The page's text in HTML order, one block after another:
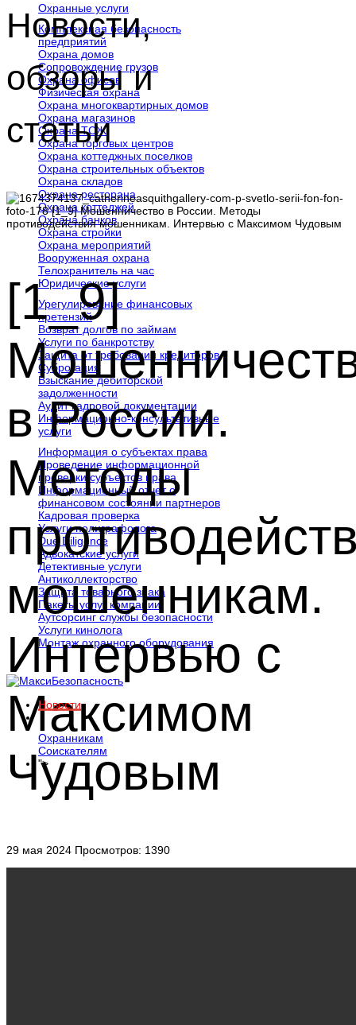
Охранные услуги
Комплексная безопасность
предприятий
Охрана домов
Сопровождение грузов
Охрана офисов
Физическая охрана
Охрана многоквартирных домов
Охрана магазинов
Охрана ТСЖ
Охрана торговых центров
Охрана коттеджных поселков
Охрана строительных объектов
Охрана складов
Охрана ресторана
Охрана коттеджей
Охрана банков
Охрана стройки
Охрана мероприятий
Вооруженная охрана
Телохранитель на час
Юридические услуги
Урегулирование финансовых
претензий
Возврат долгов по займам
Услуги по банкротству
Защита от требований кредиторов
Суброгация
Взыскание дебиторской
задолженности
Аудит кадровой документации
Информационно-консультативные
услуги
Информация о субъектах права
Проведение информационной
проверки субъектов права
Информационный отчет о
финансовом состоянии партнеров
Кадровая проверка
Услуги полиграфолога
Due Diligence
Адвокатские услуги
Детективные услуги
Антиколлекторство
Защита товарного знака
Пакеты услуг компании
Аутсорсинг службы безопасности
Услуги кинолога
Монтаж охранного оборудования
Новости
Карьера
Охранникам
Соискателям
"> Контакты
Новости,
обзоры и
статьи
[1_9]
в России.
Методы
мошенникам.
Интервью с
Максимом
Чудовым
29 мая 2024 Просмотров: 1390